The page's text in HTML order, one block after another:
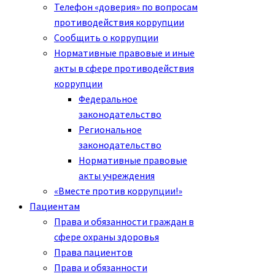
Телефон «доверия» по вопросам
противодействия коррупции
Сообщить о коррупции
Нормативные правовые и иные
акты в сфере противодействия
коррупции
Федеральное
законодательство
Региональное
законодательство
Нормативные правовые
акты учреждения
«Вместе против коррупции!»
Пациентам
Права и обязанности граждан в
сфере охраны здоровья
Права пациентов
Права и обязанности